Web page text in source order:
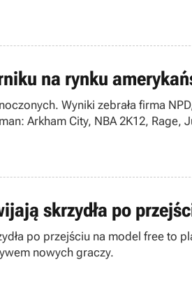
na rynku
Wyniki zebrała firma
Arkham City, NBA 2K12, Rage,
skrzydła po
po przejściu na model free
nowych graczy.